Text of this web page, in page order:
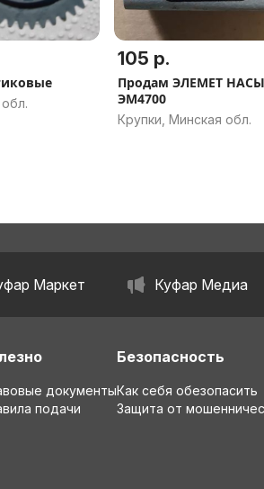
105 р.
Продам ЭЛЕМЕТ
ЭМ4700
Крупки, Минская обл.
Маркет Куфар Медиа
документы
подачи
Безопасность
Как себя обезопасить
Защита от